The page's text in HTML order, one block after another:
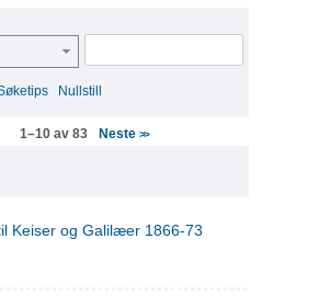
Nullstill
1–10 av 83 Neste>>
Keiser og Galilæer 1866-73